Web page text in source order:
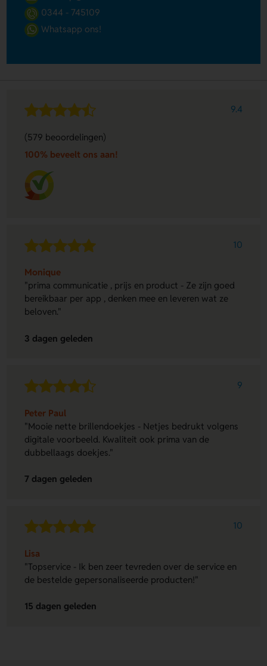
0344 - 745109
Whatsapp ons!
9.4
(579 beoordelingen)
100% beveelt ons aan!
10
Monique
"prima communicatie , prijs en product - Ze zijn goed
bereikbaar per app , denken mee en leveren wat ze
beloven."
3 dagen geleden
9
Peter Paul
"Mooie nette brillendoekjes - Netjes bedrukt volgens
digitale voorbeeld. Kwaliteit ook prima van de
dubbellaags doekjes."
7 dagen geleden
10
Lisa
"Topservice - Ik ben zeer tevreden over de service en
de bestelde gepersonaliseerde producten!"
15 dagen geleden